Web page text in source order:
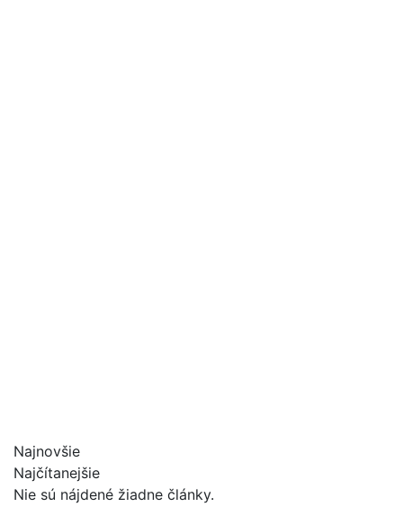
Najnovšie
Najčítanejšie
Nie sú nájdené žiadne články.